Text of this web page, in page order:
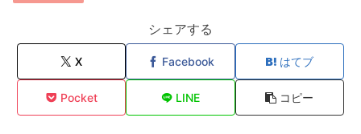
シェアする
X Facebook はてブ
Pocket LINE コピー